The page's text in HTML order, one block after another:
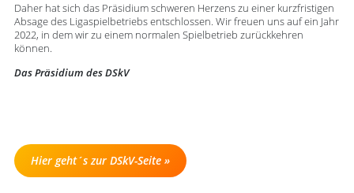
Daher hat sich das Präsidium schweren Herzens zu einer kurzfristigen
Absage des Ligaspielbetriebs entschlossen. Wir freuen uns auf ein Jahr
2022, in dem wir zu einem normalen Spielbetrieb zurückkehren
können.
Das Präsidium des DSkV
Hier geht´s zur DSkV-Seite